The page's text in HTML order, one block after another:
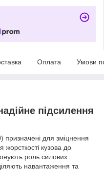
Оплата Умови
підсилення
для зміцнення
кузова до
роль силових
навантаження та